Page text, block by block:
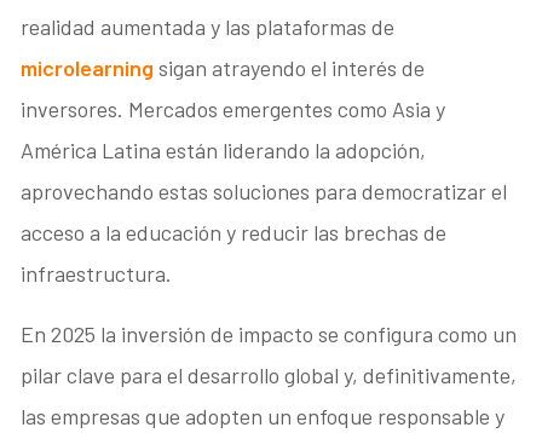
realidad aumentada y las plataformas de
microlearning sigan atrayendo el interés de
inversores. Mercados emergentes como Asia y
América Latina están liderando la adopción,
aprovechando estas soluciones para democratizar el
acceso a la educación y reducir las brechas de
infraestructura.
En 2025 la inversión de impacto se configura como un
pilar clave para el desarrollo global y, definitivamente,
las empresas que adopten un enfoque responsable y